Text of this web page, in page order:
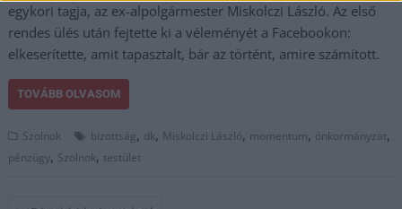
egykori tagja, az ex-alpolgármester Miskolczi László. Az első
rendes ülés után fejtette ki a véleményét a Facebookon:
elkeserítette, amit tapasztalt, bár az történt, amire számított.
TOVÁBB OLVASOM
Szolnok bizottság, dk, Miskolczi László, momentum, önkormányzat,
pénzügy, Szolnok, testület